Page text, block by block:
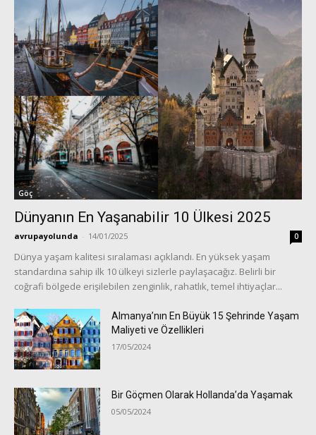
Göç
Dünyanın En Yaşanabilir 10 Ülkesi 2025
avrupayolunda 14/01/2025 0
Dünya yaşam kalitesi sıralaması açıklandı. En yüksek yaşam
standardına sahip ilk 10 ülkeyi sizlerle paylaşacağız. Belirli bir
coğrafi bölgede erişilebilen zenginlik, rahatlık, temel ihtiyaçlar...
Almanya’nın En Büyük 15 Şehrinde Yaşam
Maliyeti ve Özellikleri
17/05/2024
Bir Göçmen Olarak Hollanda’da Yaşamak
05/05/2024